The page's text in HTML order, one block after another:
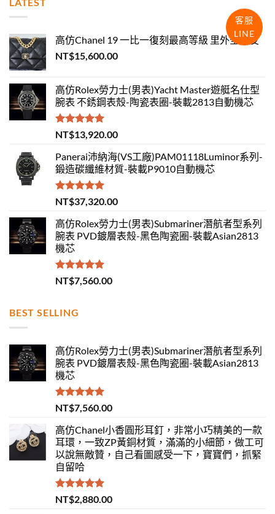
高仿Chanel 19 一比一復刻最高等級 里外全羊皮
NT$15,600.00
高仿Rolex勞力士(男表)Yacht Master遊艇名仕型
腕表 不銹鋼表殼-陶瓷表圈-裝載2813自動機芯
評分5.00
滿分 5
NT$13,920.00
Panerai沛納海(VS工廠)PAM01118Luminor系列-
鍛造碳纖維材質-裝載P9010自動機芯
評分5.00
滿分 5
NT$37,320.00
高仿Rolex勞力士(男表)Submariner潛航者型系列
腕表 PVD鍍層表殼-黑色陶瓷圈-裝載Asian2813
機芯
評分 5.00
滿分 5
NT$7,560.00
BEST SELLING
高仿Rolex勞力士(男表)Submariner潛航者型系列
腕表 PVD鍍層表殼-黑色陶瓷圈-裝載Asian2813
機芯
評分 5.00
滿分 5
NT$7,560.00
高仿Chanel小香圓形耳釘，非常小巧精美的一款
耳環，一致ZP黃銅材質，滿滿的小細節，做工可
以說無敵贊，自己看圖感受一下，寶寶們，抓緊
自留哈
評分 5.00
滿分 5
NT$2,880.00
客服
LINE